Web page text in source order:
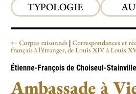
TYPOLOGIE
Corpus raisonnés Correspondances et
français à l’étranger, de Louis XIV à Louis
Étienne-François de Choiseul-
Ambassade à